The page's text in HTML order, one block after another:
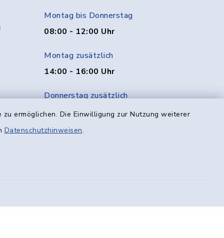
ermöglichen. Die Einwilligung zur Nutzung weiterer
Datenschutzhinweisen.
Montag bis Donnerstag
08:00 - 12:00 Uhr
Montag zusätzlich
14:00 - 16:00 Uhr
Donnerstag zusätzlich
14:00 - 18:00 Uhr
Freitag